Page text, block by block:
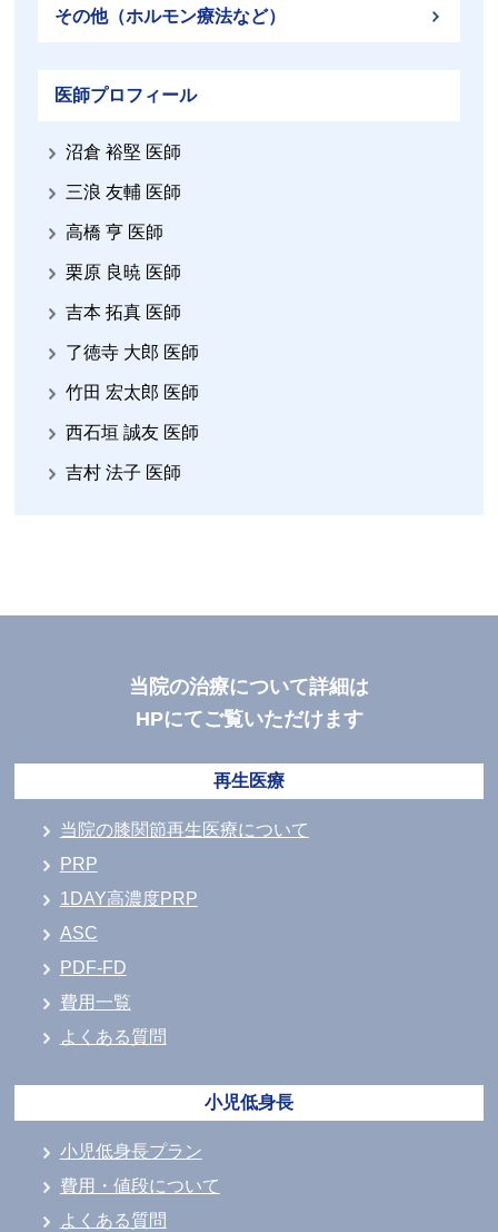
その他（ホルモン療法など）
医師プロフィール
沼倉 裕堅 医師
三浪 友輔 医師
高橋 亨 医師
栗原 良暁 医師
吉本 拓真 医師
了徳寺 大郎 医師
竹田 宏太郎 医師
西石垣 誠友 医師
吉村 法子 医師
当院の治療について詳細は
HPにてご覧いただけます
再生医療
当院の膝関節再生医療について
PRP
1DAY高濃度PRP
ASC
PDF-FD
費用一覧
よくある質問
小児低身長
小児低身長プラン
費用・値段について
よくある質問